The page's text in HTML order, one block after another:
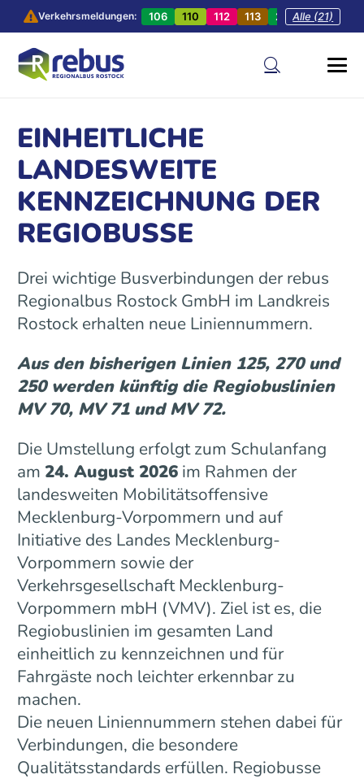
Verkehrsmeldungen: 106 110 112 113 201 202
Alle (21)
EINHEITLICHE
LANDESWEITE
KENNZEICHNUNG DER
REGIOBUSSE
Drei wichtige Busverbindungen der rebus
Regionalbus Rostock GmbH im Landkreis
Rostock erhalten neue Liniennummern.
Aus den bisherigen Linien 125, 270 und
250 werden künftig die Regiobuslinien
MV 70, MV 71 und MV 72.
Die Umstellung erfolgt zum Schulanfang
am 24. August 2026im Rahmen der
landesweiten Mobilitätsoffensive
Mecklenburg-Vorpommern und auf
Initiative des Landes Mecklenburg-
Vorpommern sowie der
Verkehrsgesellschaft Mecklenburg-
Vorpommern mbH (VMV). Ziel ist es, die
Regiobuslinien im gesamten Land
einheitlich zu kennzeichnen und für
Fahrgäste noch leichter erkennbar zu
machen.
Die neuen Liniennummern stehen dabei für
Verbindungen, die besondere
Qualitätsstandards erfüllen. Regiobusse